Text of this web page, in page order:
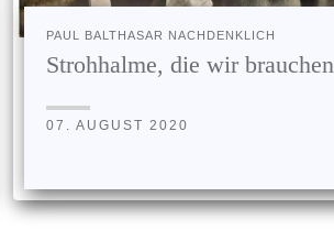
PAUL BALTHASAR NACHDENKLICH
Strohhalme, die wir brauchen
07. AUGUST 2020